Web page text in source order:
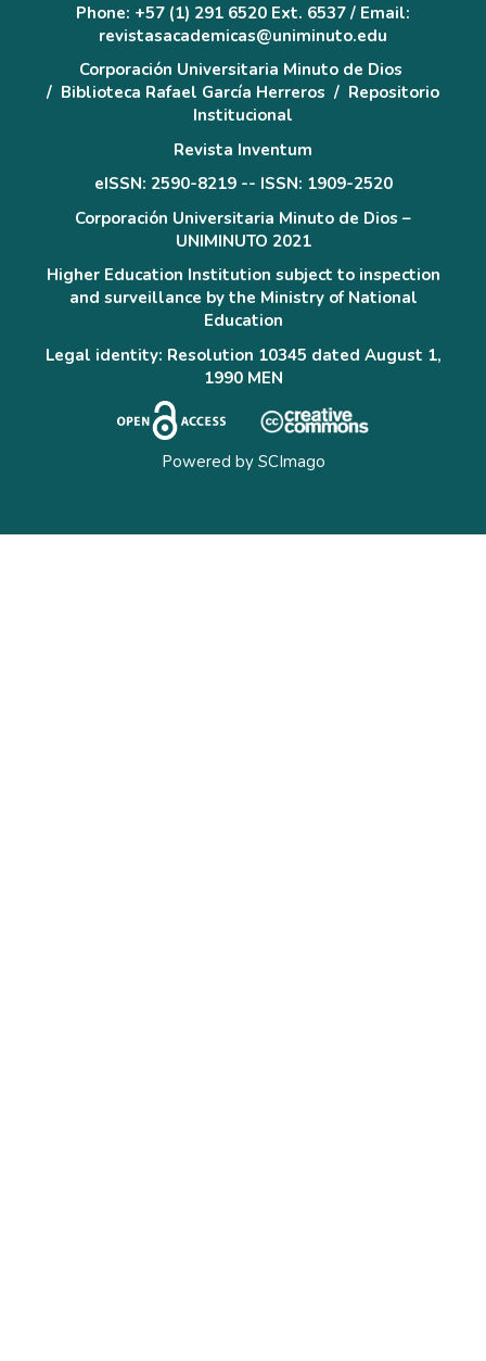
Phone: +57 (1) 291 6520 Ext. 6537 / Email:
revistasacademicas@uniminuto.edu
Corporación Universitaria Minuto de Dios
/ Biblioteca Rafael García Herreros / Repositorio
Institucional
Revista Inventum
eISSN: 2590-8219 -- ISSN: 1909-2520
Corporación Universitaria Minuto de Dios –
UNIMINUTO 2021
Higher Education Institution subject to inspection
and surveillance by the Ministry of National
Education
Legal identity: Resolution 10345 dated August 1,
1990 MEN
Powered by SCImago